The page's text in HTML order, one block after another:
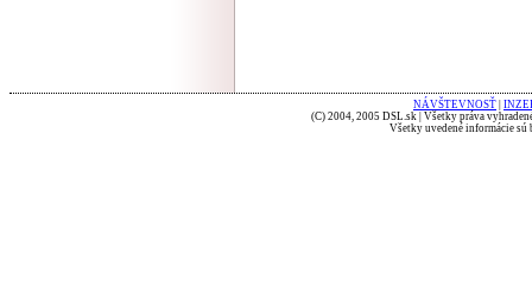
NÁVŠTEVNOSŤ
(C) 2004, 2005 DSL.sk | Všetky práva
Všetky uvedené informácie sú